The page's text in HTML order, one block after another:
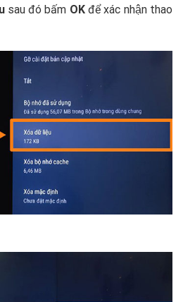
sau đó bấm OKđể xác nhận thao